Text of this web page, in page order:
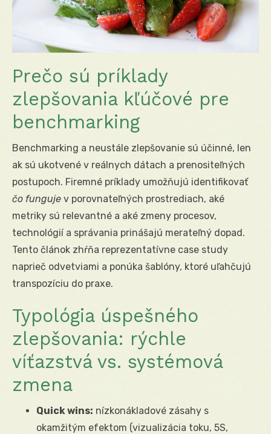
Prečo sú príklady
zlepšovania kľúčové pre
benchmarking
Benchmarking a neustále zlepšovanie sú účinné, len
ak sú ukotvené v reálnych dátach a prenositeľných
postupoch. Firemné príklady umožňujú identifikovať
čo funguje v porovnateľných prostrediach, aké
metriky sú relevantné a aké zmeny procesov,
technológií a správania prinášajú merateľný dopad.
Tento článok zhŕňa reprezentatívne case study
naprieč odvetviami a ponúka šablóny, ktoré uľahčujú
transpozíciu do praxe.
Typológia úspešného
zlepšovania: rýchle
víťazstvá vs. systémová
zmena
Quick wins: nízkonákladové zásahy s
okamžitým efektom (vizualizácia toku, 5S,